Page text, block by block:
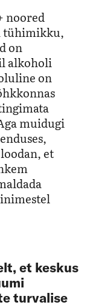
noored
tühimikku,
on
alkoholi
on
muidugi
et
et keskus
turvalise